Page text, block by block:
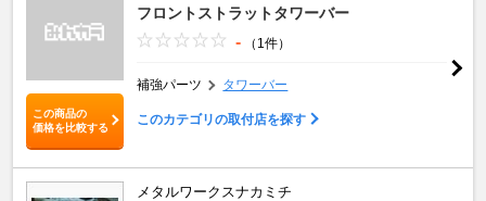
この商品の
価格を比較する
フロントストラットタワーバー
- （1件）
補強パーツ タワーバー
このカテゴリの取付店を探す
メタルワークスナカミチ